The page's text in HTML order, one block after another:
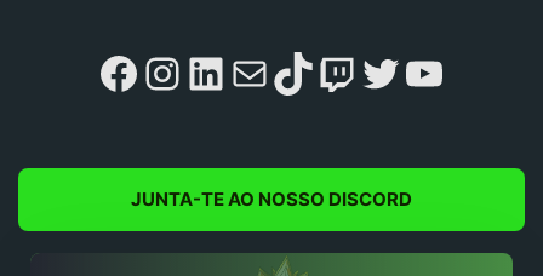
Facebook
Instagram
LinkedIn
MailTikTok
Twitch
Twitter
JUNTA-TE AO NOSSO DISCORD